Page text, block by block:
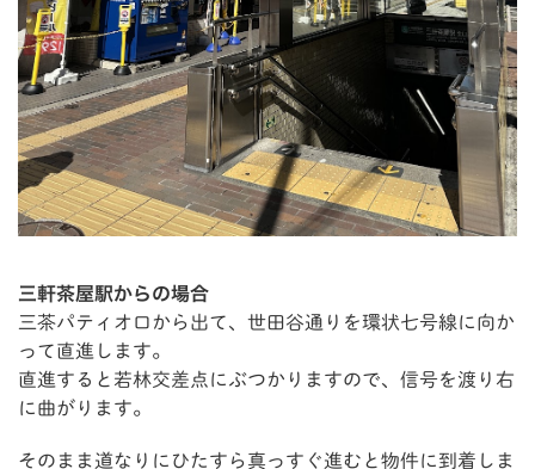
三軒茶屋駅からの場合
三茶パティオ口から出て、世田谷通りを環状七号線に向か
って直進します。
直進すると若林交差点にぶつかりますので、信号を渡り右
に曲がります。
そのまま道なりにひたすら真っすぐ進むと物件に到着しま